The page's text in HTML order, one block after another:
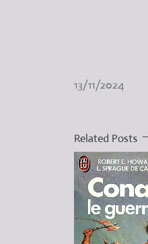
13/11/2024
Related Posts